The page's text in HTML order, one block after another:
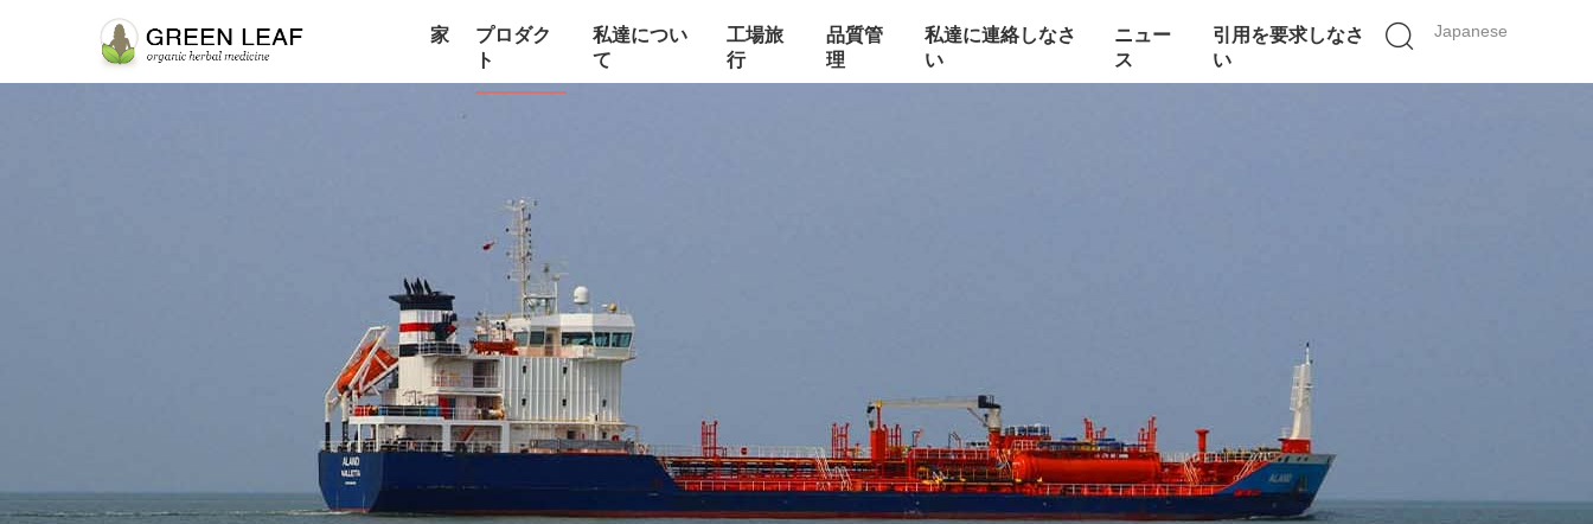
Japanese
家
プロダク
ト
私達につい
て
工場旅
行
品質管
理
私達に連絡しなさ
い
ニュー
ス
引用を要求しなさ
い